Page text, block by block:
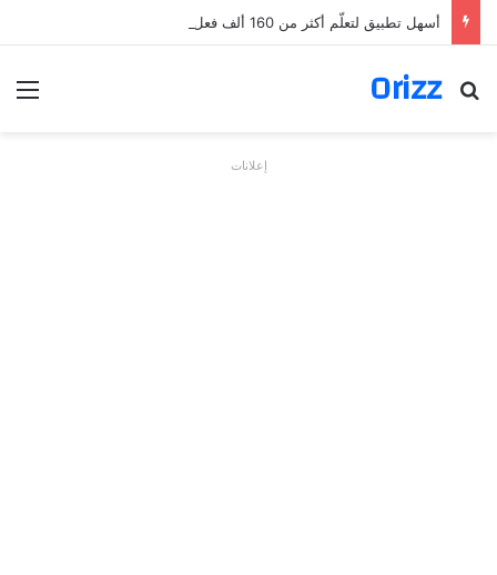
أسهل تطبيق لتعلّم أكثر من 160 ألف فعل بالألمانية
Orizz
بحث عن
إعلانات